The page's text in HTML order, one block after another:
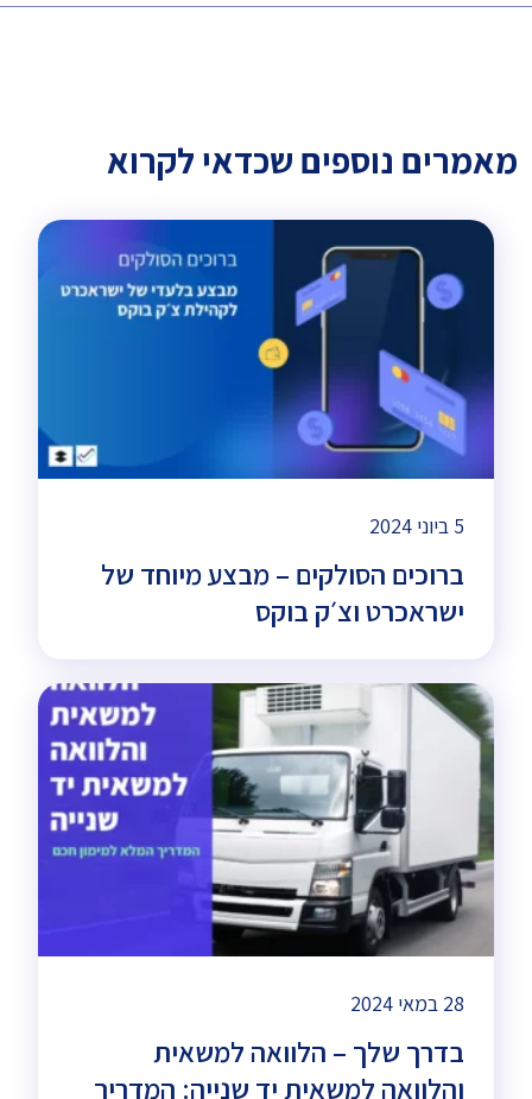
מאמרים נוספים שכדאי לקרוא
ברוכים הסולקים – מבצע מיוחד של
ישראכרט וצ׳ק בוקס
5 ביוני 2024
בדרך שלך – הלוואה למשאית
והלוואה למשאית יד שנייה: המדריך
28 במאי 2024